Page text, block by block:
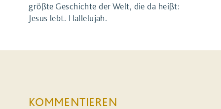
größte Geschichte der Welt, die da heißt:
Jesus lebt. Hallelujah.
KOMMENTIEREN